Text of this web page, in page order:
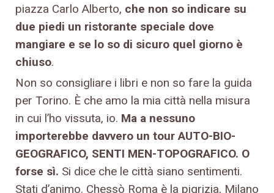
piazza Carlo Alberto, che non so indicare su
due piedi un ristorante speciale dove
mangiare e se lo so di sicuro quel giorno è
chiuso.
Non so consigliare i libri e non so fare la guida
per Torino. È che amo la mia città nella misura
in cui l’ho vissuta, io. Ma a nessuno
importerebbe davvero un tour AUTO-BIO-
GEOGRAFICO, SENTI MEN-TOPOGRAFICO. O
forse sì. Si dice che le città siano sentimenti.
Stati d’animo. Chessò Roma è la pigrizia, Milano